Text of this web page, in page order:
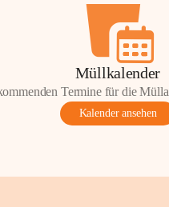
Müllkalender
Termine für die
Kalender ansehen